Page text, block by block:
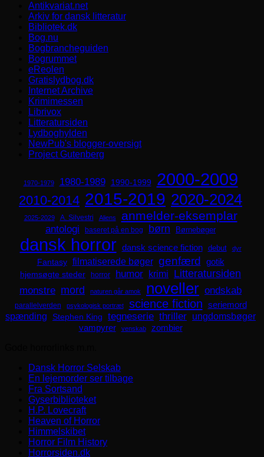
Antikvariat.net
Arkiv for dansk litteratur
Bibliotek.dk
Bog.nu
Bogbrancheguiden
Bogrummet
eReolen
Gratislydbog.dk
Internet Archive
Krimimessen
Librivox
Litteratursiden
Lydboghylden
NewPub's blogger-oversigt
Project Gutenberg
1970-1979 1980-1989 1990-1999 2000-2009
2010-2014 2015-2019 2020-2024
2025-2029 A. Silvestri Aliens anmelder-eksemplar
antologi baseret på en bog børn Børnebøger
dansk horror dansk science fiction debut dyr
Fantasy filmatiserede bøger genfærd
gotik
hjemsøgte steder
horror humor krimi Litteratursiden
monstre mord naturen går amok noveller ondskab
parallelverden psykologisk portræt science fiction seriemord
spænding Stephen King tegneserie thriller ungdomsbøger
vampyrer venskab
zombier
Dansk Horror Selskab
En lejemorder ser tilbage
Fra Sortsand
Gyserbiblioteket
H.P. Lovecraft
Heaven of Horror
Himmelskibet
Horror Film History
Horrorsiden.dk